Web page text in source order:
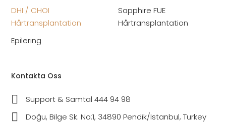
DHI / CHOI
Hårtransplantation
Sapphire FUE
Hårtransplantation
Epilering
Kontakta Oss
Support & Samtal 444 94 98
Doğu, Bilge Sk. No:1, 34890 Pendik/Istanbul, Turkey